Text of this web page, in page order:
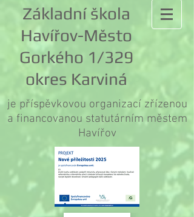
Základní škola
Havířov-Město
Gorkého 1/329
okres Karviná
je příspěvkovou organizací zřízenou
a financovanou statutárním městem
Havířov